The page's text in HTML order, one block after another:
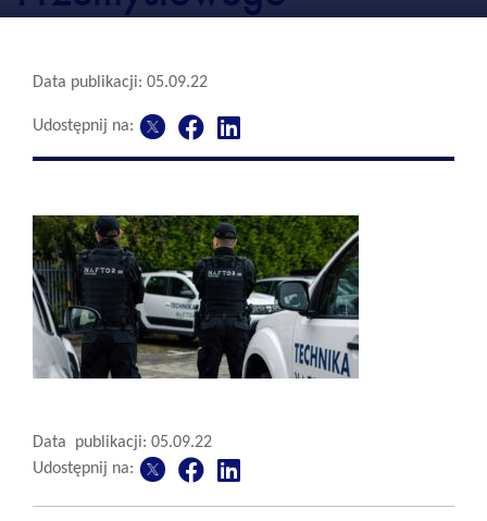
Data publikacji: 05.09.22
Udostępnij na:
Data publikacji: 05.09.22
Udostępnij na: